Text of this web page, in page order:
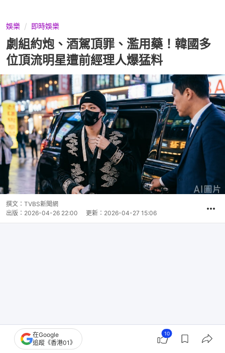
娛樂 即時娛樂
劇組約炮、酒駕頂罪、濫用藥！韓國多
位頂流明星遭前經理人爆猛料
撰文： TVBS新聞網
出版： 2026-04-26 22:00 更新： 2026-04-27 15:06
在Google
追蹤《香港01》
10